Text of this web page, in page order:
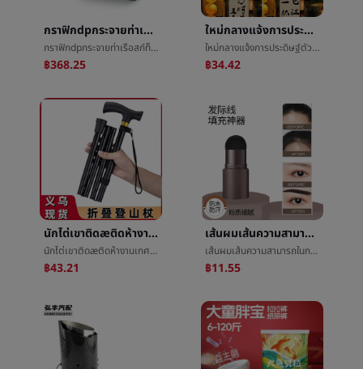
กราฟิกdpกระจายท่าเรือสก์ท็อปHDMIกระจายImplementDPนาทีสองเพิ่มขึ้นแสดงç¤ºImplementคอมพิวเตอร์ต่างแสดงนาทีจอภาพImplement
กราฟิกdpกระจายท่าเรือสก์ท็อปHDMIกระจายImplementDPนาทีสองเพิ่มขึ้นแสดงç¤ºImplementคอมพิวเตอร์ต่างแสดงนาทีจอภาพImplement
฿368.25
ใหม่กลางแจ้งการประดิษฐ์ตัวอักษรแขวนผ้าล้อมรอบเตาหลอมโลหะปรุงอาหารชาเครื่องประดับèæ¯ผ้าæ°ล้อมรอบความรู้สึกBBผ้าç½®การโฆษณาแผงลอยผ้าå¸
ใหม่กลางแจ้งการประดิษฐ์ตัวอักษรแขวนผ้าล้อมรอบเตาหลอมโลหะปรุงอาหารชาเครื่องประดับèæ¯ผ้าæ°ล้อมรอบความรู้สึกBBผ้าç½®การโฆษณาแผงลอยผ้าå¸
฿34.42
นักไต่เขาติดæติดห้างานเทศกาลชายและหญิงย่อหน้าการท่องเที่ยวพับย่อหน้าสั้นเกินขีดการต่อสู้ชายและหญิงยืดè°งานเทศกาลติดโดยการเดินเท้า
นักไต่เขาติดæติดห้างานเทศกาลชายและหญิงย่อหน้าการท่องเที่ยวพับย่อหน้าสั้นเกินขีดการต่อสู้ชายและหญิงยืดè°งานเทศกาลติดโดยการเดินเท้า
฿43.21
เส้นผมเส้นความสามารถในการซ่อมเงาผงแก้ไขการกรอกผมผงครีมใหม่สิ่งประดิษฐ์ปกการทำให้บริสุทธิ์สูงหน้าผากเงาปากกาหญิง
เส้นผมเส้นความสามารถในการซ่อมเงาผงแก้ไขการกรอกผมผงครีมใหม่สิ่งประดิษฐ์ปกการทำให้บริสุทธิ์สูงหน้าผากเงาปากกาหญิง
฿11.55